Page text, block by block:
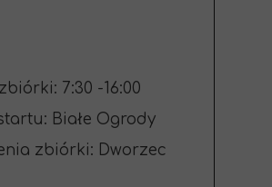
7:30 -16:00
Białe Ogrody
zbiórki: Dworzec